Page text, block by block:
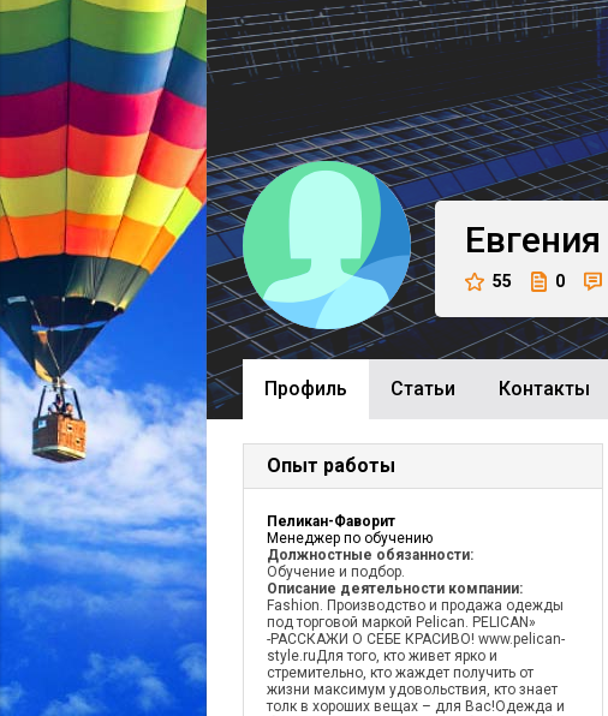
Евгения
55 0
Профиль Cтатьи Контакты
Опыт работы
Пеликан-Фаворит
Менеджер по обучению
Должностные обязанности:
Обучение и подбор.
Описание деятельности компании:
Fashion. Производство и продажа одежды
под торговой маркой Pelican. PELICAN»
-РАССКАЖИ О СЕБЕ КРАСИВО! www.pelican-
style.ruДля того, кто живет ярко и
стремительно, кто жаждет получить от
жизни максимум удовольствия, кто знает
толк в хороших вещах – для Вас!Одежда и